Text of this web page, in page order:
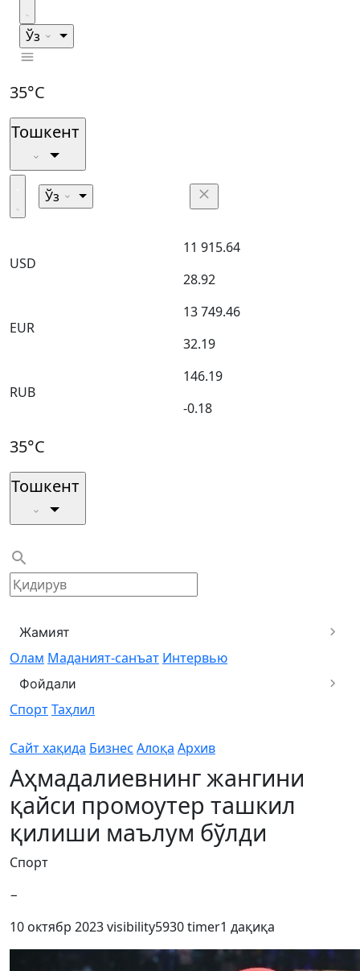
Ўз
35°C
Тошкент
Ўз
USD
11 915.64
28.92
EUR
13 749.46
32.19
RUB
146.19
-0.18
35°C
Тошкент
Жамият
Олам Маданият-санъат Интервью
Фойдали
СпортТаҳлил
Сайт хақида Бизнес Алоқа Архив
Аҳмадалиевнинг жангини
қайси промоутер ташкил
қилиши маълум бўлди
Спорт
−
10 октябр 2023visibility5930timer1 дақиқа